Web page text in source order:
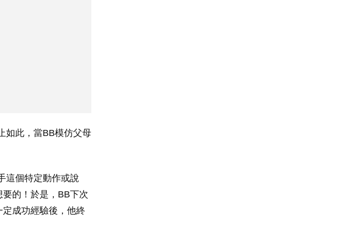
如此，當BB模仿父母
這個特定動作或說
的！於是，BB下次
成功經驗後，他終